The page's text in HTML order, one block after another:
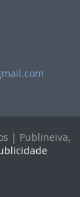
| Publineiva,